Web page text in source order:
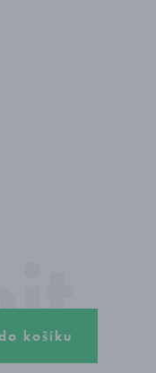
košíku